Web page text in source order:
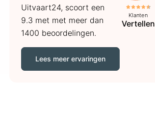
Uitvaart24, scoort een
9.3 met met meer dan
1400 beoordelingen.
Klanten
Vertellen
Lees meer ervaringen